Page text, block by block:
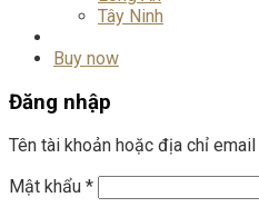
Tây Ninh
Buy now
Đăng nhập
Tên tài khoản hoặc địa chỉ email
Mật khẩu *